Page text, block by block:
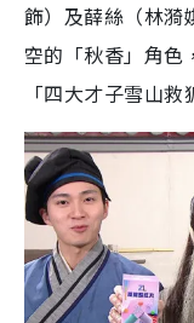
飾）及薛絲（林漪
空的「秋香」角
「四大才子雪山救